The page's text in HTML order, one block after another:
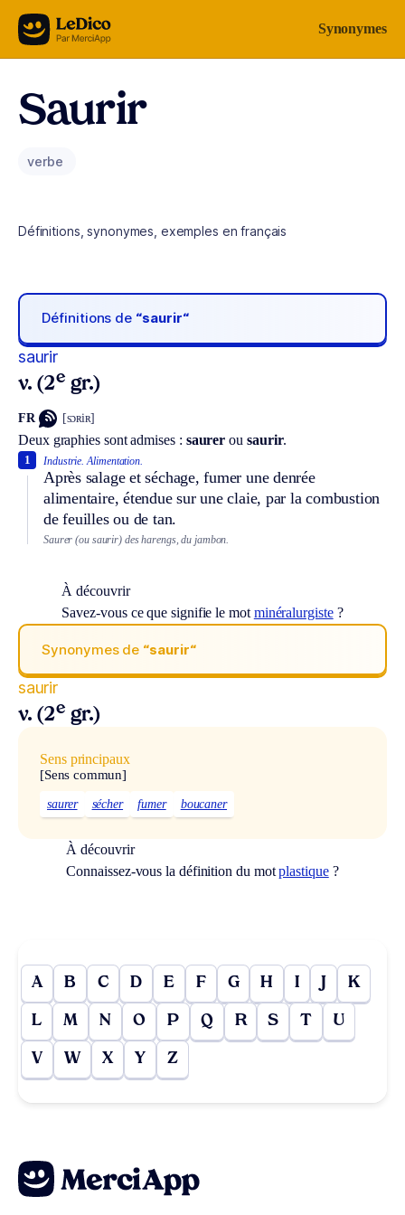
Aller au contenu Synonymes
Saurir
verbe
Définitions, synonymes, exemples en français
Définitions de “saurir“
saurir
v. (2e gr.)
FR [sɔʀiʀ]
Deux graphies sont admises : saurer ou saurir.
Industrie. Alimentation.
Après salage et séchage, fumer une denrée
alimentaire, étendue sur une claie, par la combustion
de feuilles ou de tan.
1
Saurer (ou saurir) des harengs, du jambon.
À découvrir
Savez-vous ce que signifie le motminéralurgiste?
Synonymes de “saurir“
saurir
v. (2e gr.)
Sens principaux
[Sens commun]
saurer sécher fumer boucaner
À découvrir
Connaissez-vous la définition du motplastique?
A B C D E F G H I J K
L M N O P Q R S T U
V W X Y Z